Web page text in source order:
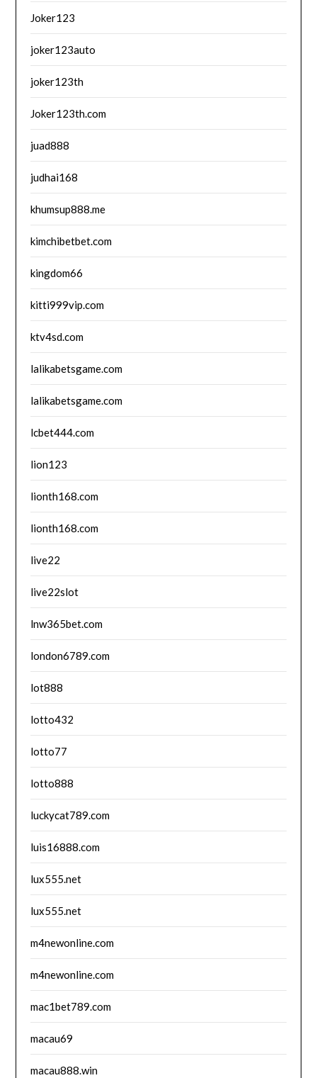
Joker123
joker123auto
joker123th
Joker123th.com
juad888
judhai168
khumsup888.me
kimchibetbet.com
kingdom66
kitti999vip.com
ktv4sd.com
lalikabetsgame.com
lalikabetsgame.com
lcbet444.com
lion123
lionth168.com
lionth168.com
live22
live22slot
lnw365bet.com
london6789.com
lot888
lotto432
lotto77
lotto888
luckycat789.com
luis16888.com
lux555.net
lux555.net
m4newonline.com
m4newonline.com
mac1bet789.com
macau69
macau888.win